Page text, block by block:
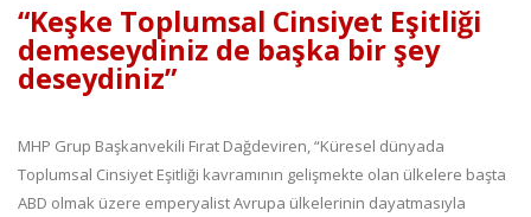
“Keşke Toplumsal Cinsiyet Eşitliği
demeseydiniz de başka bir şey
deseydiniz”
MHP Grup Başkanvekili Fırat Dağdeviren, “Küresel dünyada
Toplumsal Cinsiyet Eşitliği kavramının gelişmekte olan ülkelere başta
ABD olmak üzere emperyalist Avrupa ülkelerinin dayatmasıyla